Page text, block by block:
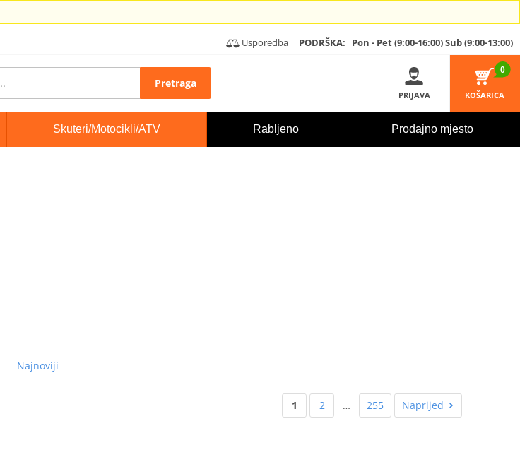
Usporedba PODRŠKA: Pon - Pet (9:00-16:00)Sub (9:00-13:00)
Pretraga
PRIJAVA
0
KOŠARICA
Skuteri/Motocikli/ATV Rabljeno Prodajno mjesto
Najnoviji
1 2 … 255 Naprijed